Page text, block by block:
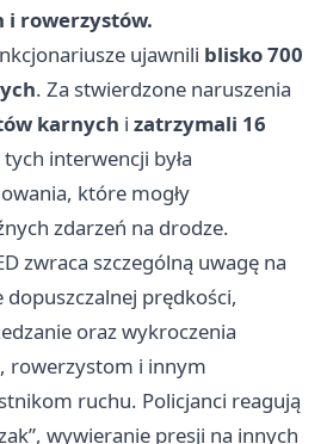
i rowerzystów.
ujawnili blisko 700
. Za stwierdzone naruszenia
karnych i zatrzymali 16
tych interwencji była
które mogły
zdarzeń na drodze.
zwraca szczególną uwagę na
dopuszczalnej prędkości,
oraz wykroczenia
rowerzystom i innym
ruchu. Policjanci reagują
wywieranie presji na innych